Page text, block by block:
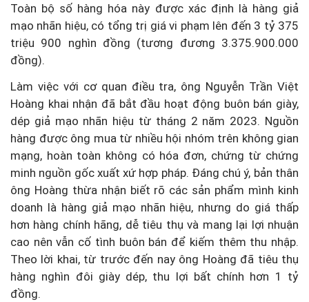
Toàn bộ số hàng hóa này được xác định là hàng giả
mạo nhãn hiệu, có tổng trị giá vi phạm lên đến 3 tỷ 375
triệu 900 nghìn đồng (tương đương 3.375.900.000
đồng).
Làm việc với cơ quan điều tra, ông Nguyễn Trần Việt
Hoàng khai nhận đã bắt đầu hoạt động buôn bán giày,
dép giả mạo nhãn hiệu từ tháng 2 năm 2023. Nguồn
hàng được ông mua từ nhiều hội nhóm trên không gian
mạng, hoàn toàn không có hóa đơn, chứng từ chứng
minh nguồn gốc xuất xứ hợp pháp. Đáng chú ý, bản thân
ông Hoàng thừa nhận biết rõ các sản phẩm mình kinh
doanh là hàng giả mạo nhãn hiệu, nhưng do giá thấp
hơn hàng chính hãng, dễ tiêu thụ và mang lại lợi nhuận
cao nên vẫn cố tình buôn bán để kiếm thêm thu nhập.
Theo lời khai, từ trước đến nay ông Hoàng đã tiêu thụ
hàng nghìn đôi giày dép, thu lợi bất chính hơn 1 tỷ
đồng.